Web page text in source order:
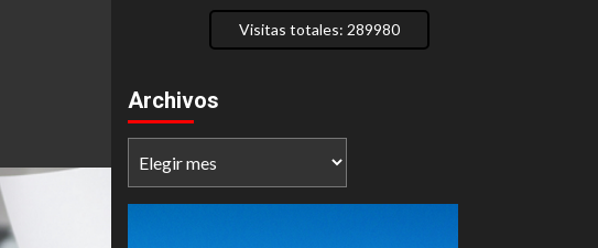
Visitas totales: 289980
Archivos